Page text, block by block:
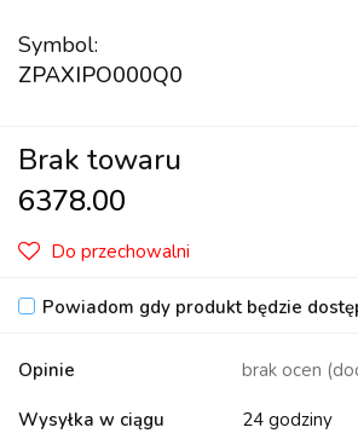
Symbol:
ZPAXIPO000Q0
Brak towaru
6378.00
Do przechowalni
Powiadom gdy produkt będzie
Opinie brak ocen
Wysyłka w ciągu 24 godziny